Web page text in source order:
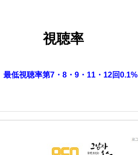
視聴率
最低視聴率第7・8・9・11・12回0.1%